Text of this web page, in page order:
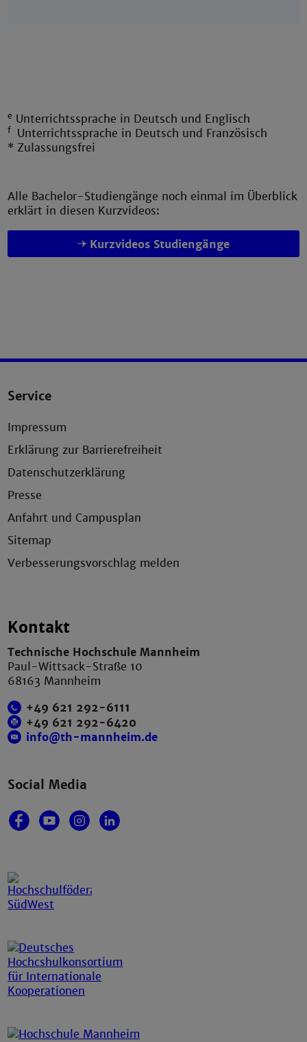
e Unterrichtssprache in Deutsch und Englisch
f
Unterrichtssprache in Deutsch und Französisch
* Zulassungsfrei
Alle Bachelor-Studiengänge noch einmal im Überblick
erklärt in diesen Kurzvideos:
Kurzvideos Studiengänge
Service
Impressum
Erklärung zur Barrierefreiheit
Datenschutzerklärung
Presse
Anfahrt und Campusplan
Sitemap
Verbesserungsvorschlag melden
Kontakt
Technische Hochschule Mannheim
Paul-Wittsack-Straße 10
68163 Mannheim
+49 621 292-6111
+49 621 292-6420
info@th-mannheim.de
Social Media